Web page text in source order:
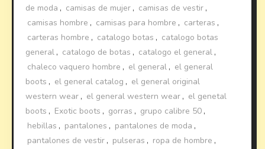
de moda , camisas de mujer , camisas de vestir ,
camisas hombre , camisas para hombre , carteras ,
carteras hombre , catalogo botas , catalogo botas
general , catalogo de botas , catalogo el general ,
chaleco vaquero hombre , el general , el general
boots , el general catalog , el general original
western wear , el general western wear , el genetal
boots , Exotic boots , gorras , grupo calibre 50 ,
hebillas , pantalones , pantalones de moda ,
pantalones de vestir , pulseras , ropa de hombre ,